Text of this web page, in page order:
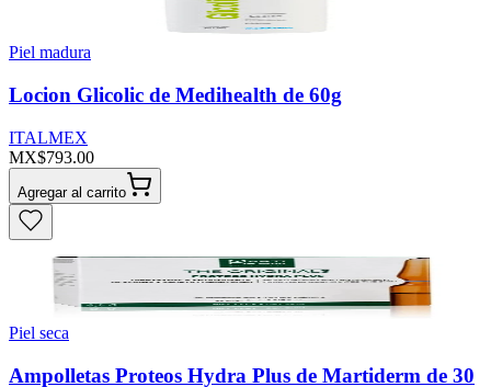
Piel madura
Locion Glicolic de Medihealth de 60g
ITALMEX
MX$793.00
Agregar al carrito
Piel seca
Ampolletas Proteos Hydra Plus de Martiderm de 30